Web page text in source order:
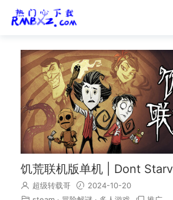
饥荒联机版单机 | Dont
超级转载哥
2024-10-20